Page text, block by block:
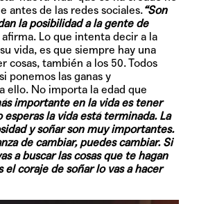
antes de las redes sociales.“Son
la posibilidad a la gente de
afirma. Lo que intenta decir a la
vida, es que siempre hay una
cosas, también a los 50. Todos
ponemos las ganas y
ello. No importa la edad que
importante en la vida es tener
esperas la vida está terminada. La
y soñar son muy importantes.
de cambiar, puedes cambiar. Si
a buscar las cosas que te hagan
el coraje de soñar lo vas a hacer